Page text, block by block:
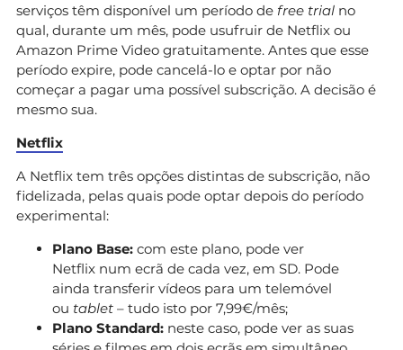
serviços têm disponível um período de free trial no
qual, durante um mês, pode usufruir de Netflix ou
Amazon Prime Video gratuitamente. Antes que esse
período expire, pode cancelá-lo e optar por não
começar a pagar uma possível subscrição. A decisão é
mesmo sua.
Netflix
A Netflix tem três opções distintas de subscrição, não
fidelizada, pelas quais pode optar depois do período
experimental:
Plano Base: com este plano, pode ver
Netflix num ecrã de cada vez, em SD. Pode
ainda transferir vídeos para um telemóvel
ou tablet – tudo isto por 7,99€/mês;
Plano Standard: neste caso, pode ver as suas